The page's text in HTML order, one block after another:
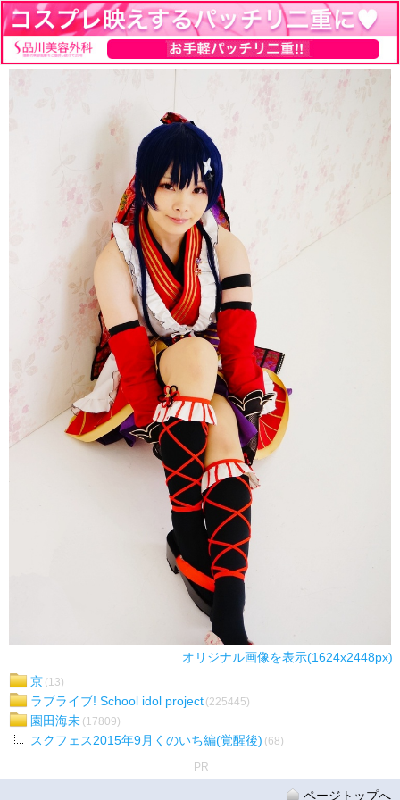
オリジナル画像を表示(1624x2448px)
京 (13)
ラブライブ! School idol project (225445)
園田海未 (17809)
スクフェス2015年9月くのいち編(覚醒後) (68)
PR
ページトップへ